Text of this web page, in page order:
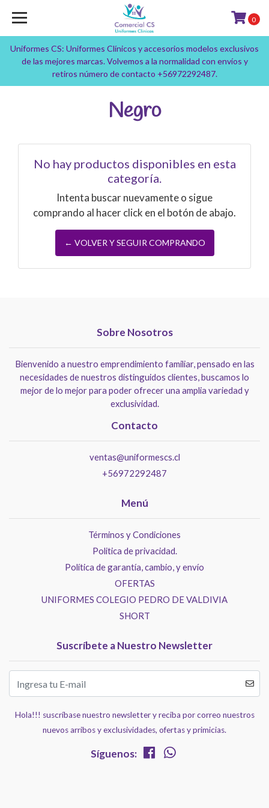
Uniformes CS: Uniformes Clínicos y accesorios modelos exclusivos
de las mejores marcas. Volvemos a la normalidad con envíos y
retiros número de contacto +56972292487.
0
Negro
No hay productos disponibles en esta
categoría.
Intenta buscar nuevamente o sigue
comprando al hacer click en el botón de abajo.
← VOLVER Y SEGUIR COMPRANDO
Sobre Nosotros
Bienvenido a nuestro emprendimiento familiar, pensado en las
necesidades de nuestros distinguidos clientes, buscamos lo
mejor de lo mejor para poder ofrecer una amplia variedad y
exclusividad.
Contacto
ventas@uniformescs.cl
+56972292487
Menú
Términos y Condiciones
Politica de privacidad.
Política de garantía, cambio, y envío
OFERTAS
UNIFORMES COLEGIO PEDRO DE VALDIVIA
SHORT
Suscríbete a Nuestro Newsletter
Hola!!! suscríbase nuestro newsletter y reciba por correo nuestros
nuevos arribos y exclusividades, ofertas y primicias.
Síguenos: